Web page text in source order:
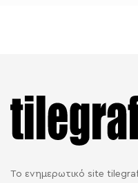
Το ενημερωτικό site